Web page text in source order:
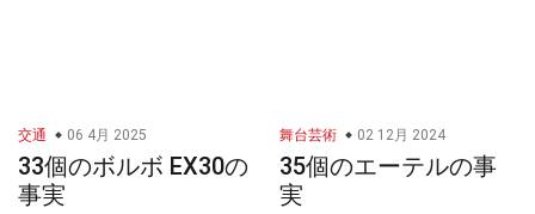
交通 06 4月 2025
33個のボルボ EX30の
事実
舞台芸術 02 12月 2024
35個のエーテルの事
実